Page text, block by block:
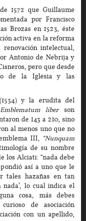
1572 que Guillaume
por Francisco
Brozas en 1523, éste
activa en la reforma
renovación intelectual,
Antonio de Nebrija y
pero que desde
de la Iglesia y las
y la erudita del
Emblematum liberson
de 143 a 210, sino
al menos uno que no
III, “Nunquam
de su nombre
los Alciati: “nada debe
así a uno que le
tales hazañas en tan
lo cual indica el
cosa, más debes
de asociación
con un apellido,